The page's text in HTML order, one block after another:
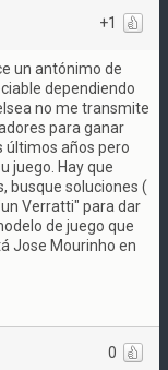
+1
un antónimo de
dependiendo
no me transmite
para ganar
últimos años pero
juego. Hay que
busque soluciones (
Verratti" para dar
de juego que
Jose Mourinho en
0